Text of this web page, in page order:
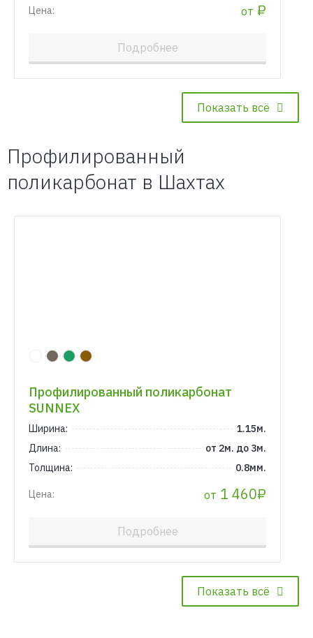
Цена: от ₽
Подробнее
Показать всё
Профилированный
поликарбонат в Шахтах
Профилированный поликарбонат
SUNNEX
Ширина:
1.15м.
Длина:
от 2м. до 3м.
Толщина:
0.8мм.
Цена: от 1 460₽
Подробнее
Показать всё